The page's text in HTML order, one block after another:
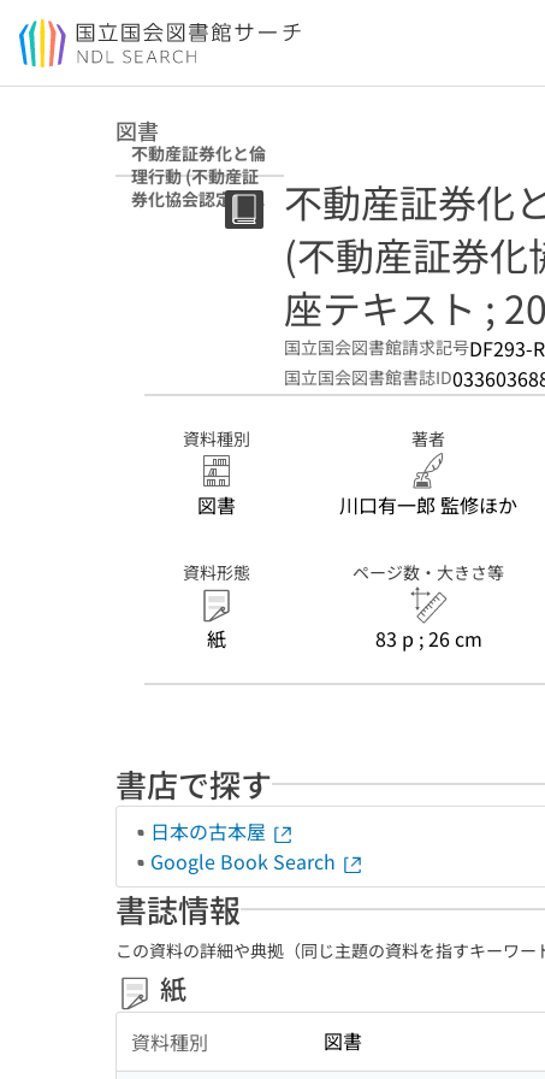
本文へ移動
図書
不動産証券化と倫
理行動 (不動産証
券化協会認定マス
ター養成講座テキ
不動産証券化
(不動産証券
座テキスト ;
国立国会図書館請求記号DF293-
国立国会図書館書誌ID
資料種別
図書
著者
川口有一郎 監修ほか
資料形態
紙
ページ数・大きさ等
83 p ; 26 cm
書店で探す
日本の古本屋
Google Book Search
書誌情報
この資料の詳細や典拠（同じ主題の資料を指すキーワー
紙
資料種別 図書